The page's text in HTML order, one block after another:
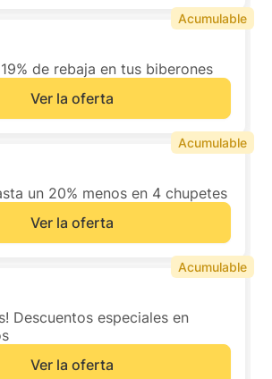
de rebaja en tus biberones
Ver la oferta
Acumulable
un 20% menos en 4 chupetes
Ver la oferta
Acumulable
Descuentos especiales en
Ver la oferta
Acumulable